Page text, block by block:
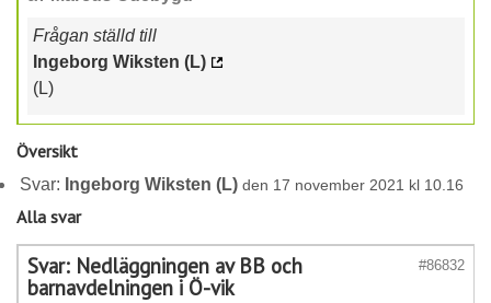
Frågan ställd till
Ingeborg Wiksten (L)
(L)
Översikt
Svar: Ingeborg Wiksten (L) den 17 november 2021 kl 10.16
Alla svar
#86832
Svar: Nedläggningen av BB och
barnavdelningen i Ö-vik